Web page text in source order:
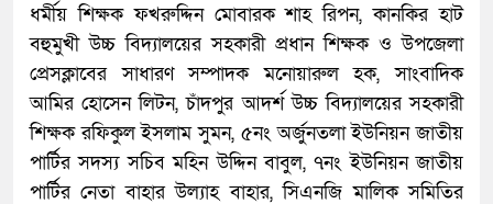
ধর্মীয় শিক্ষক ফখরুদ্দিন মোবারক শাহ রিপন, কানকির হাট
বহুমুখী উচ্চ বিদ্যালয়ের সহকারী প্রধান শিক্ষক ও উপজেলা
প্রেসক্লাবের সাধারণ সম্পাদক মনোয়ারুল হক, সাংবাদিক
আমির হোসেন লিটন, চাঁদপুর আদর্শ উচ্চ বিদ্যালয়ের সহকারী
শিক্ষক রফিকুল ইসলাম সুমন, ৫নং অর্জুনতলা ইউনিয়ন জাতীয়
পার্টির সদস্য সচিব মহিন উদ্দিন বাবুল, ৭নং ইউনিয়ন জাতীয়
পার্টির নেতা বাহার উল্যাহ বাহার, সিএনজি মালিক সমিতির